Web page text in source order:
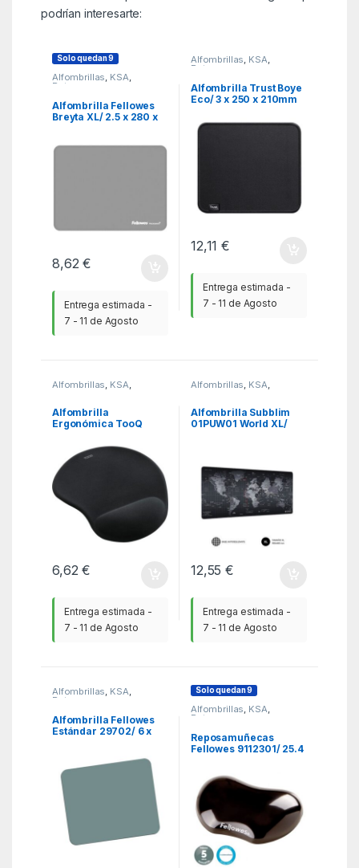
podrían interesarte:
Solo quedan 9
Alfombrillas, KSA,
Ratones
Alfombrilla Fellowes
Breyta XL/ 2.5 x 280 x
8,62€
Entrega estimada -
7 - 11 de Agosto
Alfombrillas, KSA,
Ratones
Alfombrilla Trust Boye
Eco/ 3 x 250 x 210mm
12,11€
Entrega estimada -
7 - 11 de Agosto
Alfombrillas, KSA,
Alfombrilla
Ergonómica TooQ
200 x 20mm
6,62€
Entrega estimada -
7 - 11 de Agosto
Alfombrillas, KSA,
Alfombrilla Subblim
01PUW01 World XL/
12,55€
Entrega estimada -
7 - 11 de Agosto
Alfombrillas, KSA,
Ratones
Alfombrilla Fellowes
Estándar 29702/ 6 x
Solo quedan 9
Alfombrillas, KSA,
Ratones
Reposamuñecas
Fellowes 9112301/ 25.4